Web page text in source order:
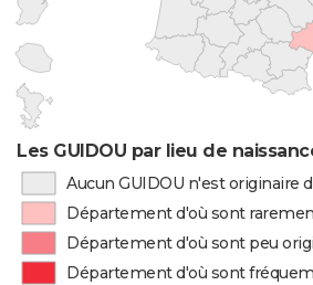
Les GUIDOU par lieu de
Aucun GUIDOU n'est originaire
Département d'où sont
Département d'où sont peu
Département d'où sont